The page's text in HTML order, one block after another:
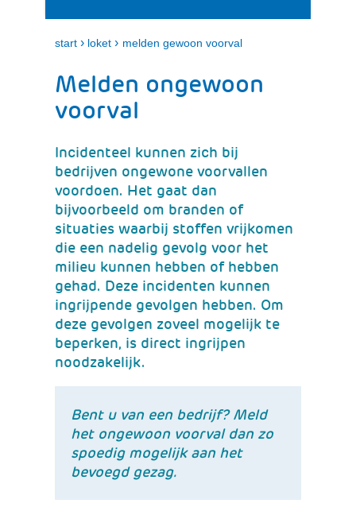
e
n
t
k
p
start › loket › melden gewoon voorval
Melden ongewoon
voorval
Incidenteel kunnen zich bij
bedrijven ongewone voorvallen
voordoen. Het gaat dan
bijvoorbeeld om branden of
situaties waarbij stoffen vrijkomen
die een nadelig gevolg voor het
milieu kunnen hebben of hebben
gehad. Deze incidenten kunnen
ingrijpende gevolgen hebben. Om
deze gevolgen zoveel mogelijk te
beperken, is direct ingrijpen
noodzakelijk.
Bent u van een bedrijf? Meld
het ongewoon voorval dan zo
spoedig mogelijk aan het
bevoegd gezag.